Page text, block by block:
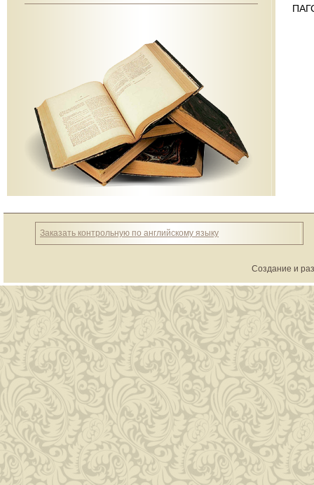
Заказать контрольную по английскому языку
Создание и